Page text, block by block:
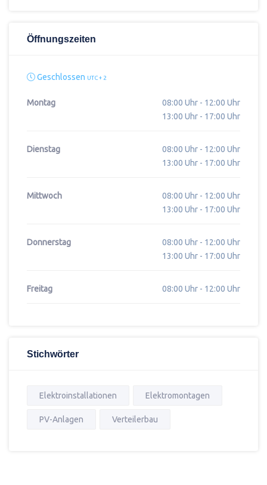
Öffnungszeiten
Geschlossen UTC + 2
Montag
08:00 Uhr - 12:00 Uhr
13:00 Uhr - 17:00 Uhr
Dienstag
08:00 Uhr - 12:00 Uhr
13:00 Uhr - 17:00 Uhr
Mittwoch
08:00 Uhr - 12:00 Uhr
13:00 Uhr - 17:00 Uhr
Donnerstag
08:00 Uhr - 12:00 Uhr
13:00 Uhr - 17:00 Uhr
Freitag 08:00 Uhr - 12:00 Uhr
Stichwörter
Elektroinstallationen Elektromontagen
PV-Anlagen Verteilerbau